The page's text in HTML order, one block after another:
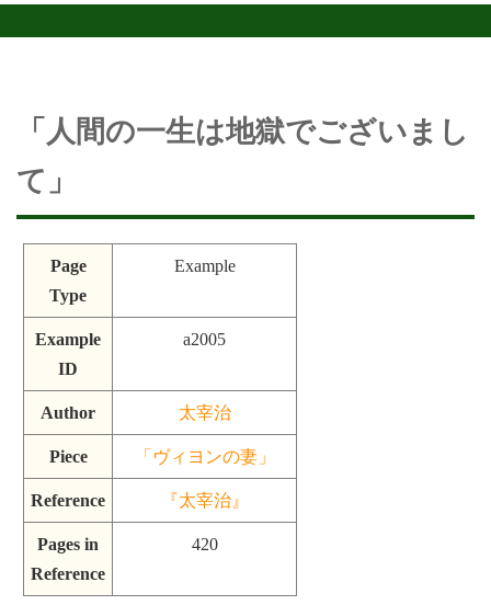
「人間の一生は地獄でございまし
て」
Page
Type
Example
Example
ID
a2005
Author 太宰治
Piece 「ヴィヨンの妻」
Reference 『太宰治』
Pages in
Reference
420